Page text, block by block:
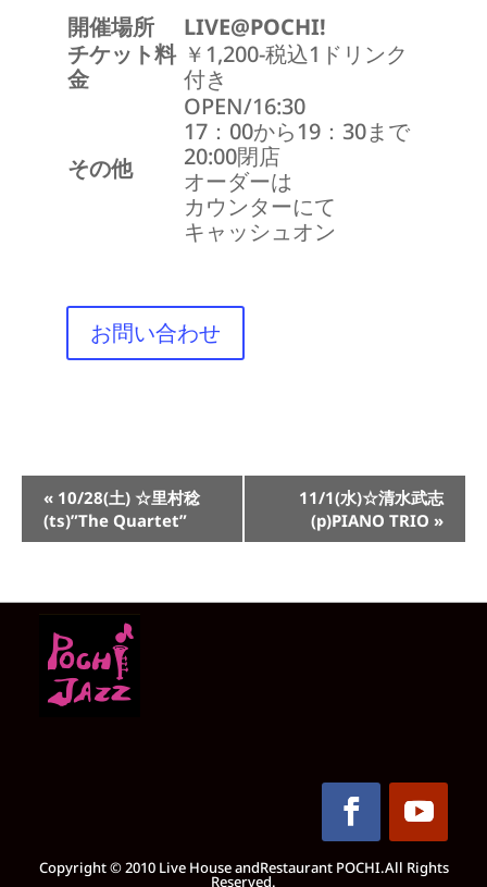
開催場所
LIVE@POCHI!
チケット料
金
￥1,200-税込1ドリンク
付き
その他
OPEN/16:30
17：00から19：30まで
20:00閉店
オーダーは
カウンターにて
キャッシュオン
お問い合わせ
イ
ベ
ン
ビ
ゲ
ー
シ
ョ
« 10/28(土) ☆里村稔
(ts)”The Quartet”
11/1(水)☆清水武志
(p)PIANO TRIO »
Copyright © 2010 Live House andRestaurant POCHI.All Rights
Reserved.